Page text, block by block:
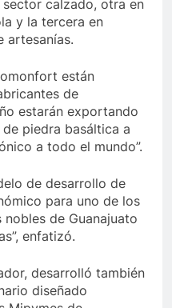
calzado, otra en
y la tercera en
artesanías.
están
de
estarán exportando
piedra basáltica a
a todo el mundo”.
de desarrollo de
para uno de los
de Guanajuato
enfatizó.
desarrolló también
diseñado